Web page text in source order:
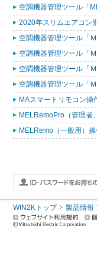
空調機器管理ツール「
2020年スリムエアコン
空調機器管理ツール「
空調機器管理ツール「
空調機器管理ツール「
空調機器管理ツール「
MAスマートリモコン
MELRemoPro（管理者
MELRemo（一般用）
WIN2Kトップ 製品情報